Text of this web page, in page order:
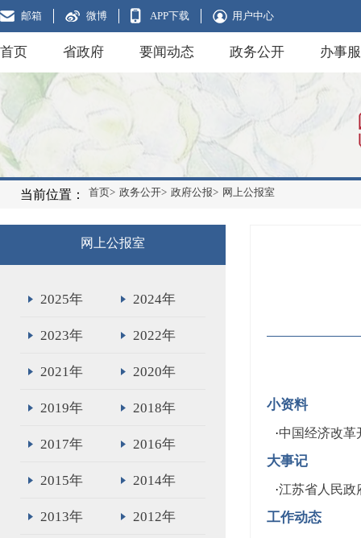
邮箱 微博 APP下载 用户中心
首页 省政府 要闻动态 政务公开 办事
当前位置： 首页> 政务公开> 政府公报> 网上公报室
网上公报室
2025年 2024年
2023年 2022年
2021年 2020年
2019年 2018年
2017年 2016年
2015年 2014年
2013年 2012年
小资料
·中国经济改革
大事记
·江苏省人民政
工作动态